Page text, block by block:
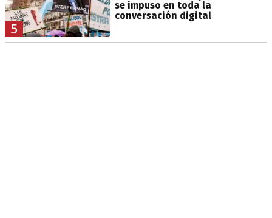
5
se impuso en toda la
conversación digital